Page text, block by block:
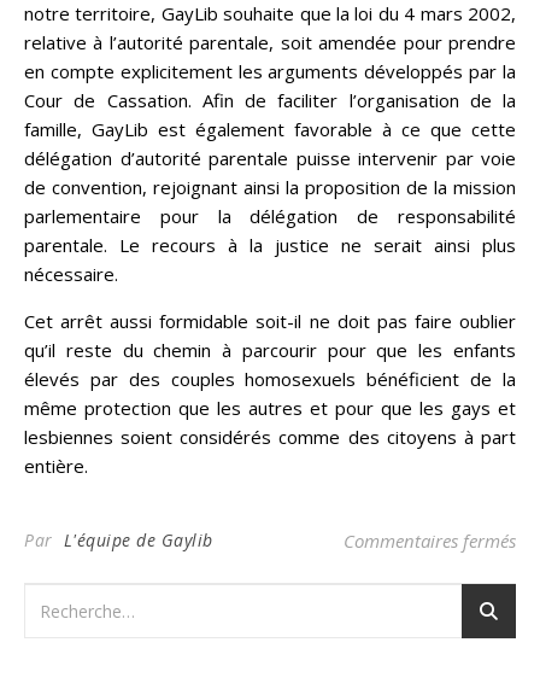
notre territoire, GayLib souhaite que la loi du 4 mars 2002,
relative à l’autorité parentale, soit amendée pour prendre
en compte explicitement les arguments développés par la
Cour de Cassation. Afin de faciliter l’organisation de la
famille, GayLib est également favorable à ce que cette
délégation d’autorité parentale puisse intervenir par voie
de convention, rejoignant ainsi la proposition de la mission
parlementaire pour la délégation de responsabilité
parentale. Le recours à la justice ne serait ainsi plus
nécessaire.
Cet arrêt aussi formidable soit-il ne doit pas faire oublier
qu’il reste du chemin à parcourir pour que les enfants
élevés par des couples homosexuels bénéficient de la
même protection que les autres et pour que les gays et
lesbiennes soient considérés comme des citoyens à part
entière.
Par L'équipe de Gaylib Commentaires fermés